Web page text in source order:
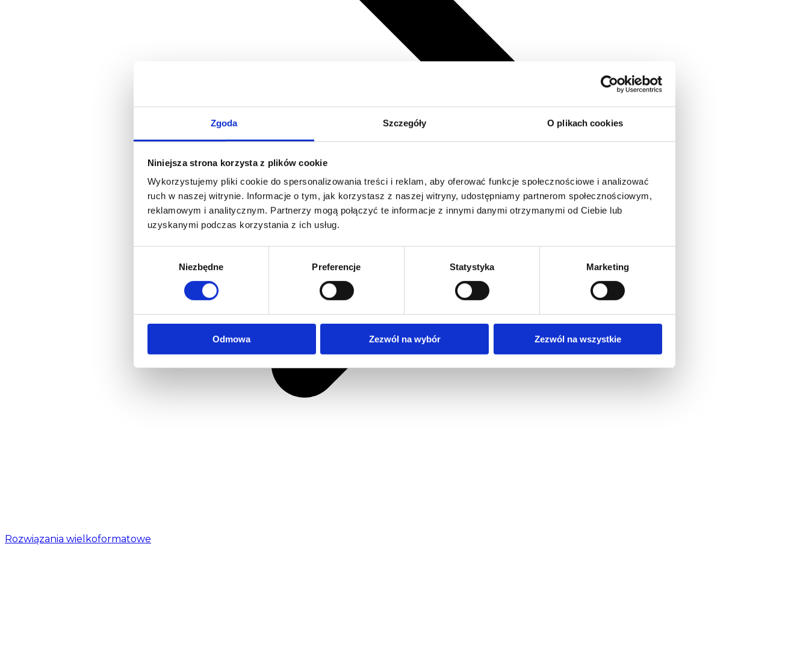
Zgoda Szczegóły O plikach cookies
Niniejsza strona korzysta z plików cookie
Wykorzystujemy pliki cookie do spersonalizowania treści i reklam, aby oferować funkcje społecznościowe i analizować
ruch w naszej witrynie. Informacje o tym, jak korzystasz z naszej witryny, udostępniamy partnerom społecznościowym,
reklamowym i analitycznym. Partnerzy mogą połączyć te informacje z innymi danymi otrzymanymi od Ciebie lub
uzyskanymi podczas korzystania z ich usług.
Niezbędne Preferencje Statystyka Marketing
Odmowa Zezwól na wybór Zezwól na wszystkie
Rozwiązania wielkoformatowe